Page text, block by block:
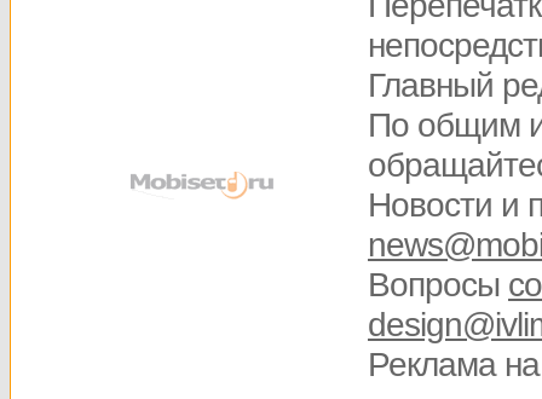
Главный
По общим
Новости и
Вопросы
Реклама